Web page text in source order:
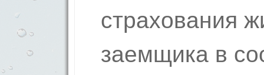
страхования
заемщика в